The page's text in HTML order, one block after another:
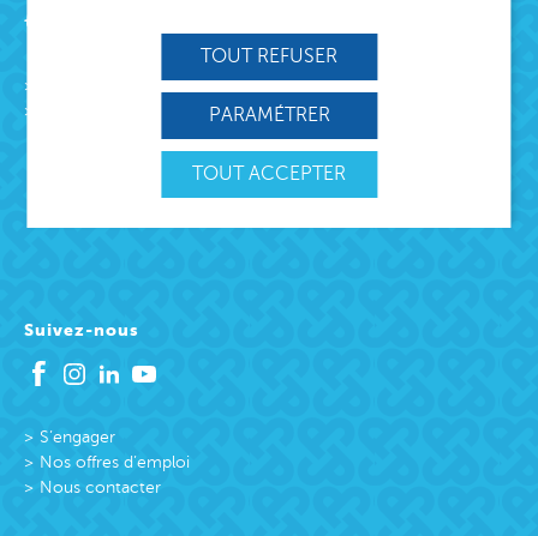
Acteur de lien social
Protection Enfance et Familles
Accueil des victimes
Suivez-nous
S’engager
Nos offres d’emploi
Nous contacter
TOUT ACCEPTER
TOUT REFUSER
PARAMÉTRER